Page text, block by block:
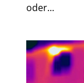
oder...